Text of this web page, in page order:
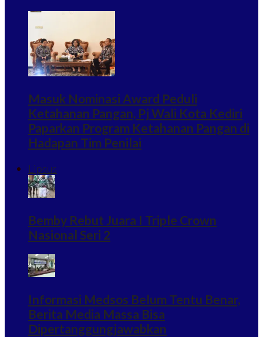
Masuk Nominasi Award Peduli
Ketahanan Pangan, Pj Wali Kota Kediri
Paparkan Program Ketahanan Pangan di
Hadapan Tim Penilai
Lipsus
Bemby Rebut Juara I Triple Crown
Nasional Seri 2
Informasi Medsos Belum Tentu Benar,
Berita Media Massa Bisa
Dipertanggungjawabkan